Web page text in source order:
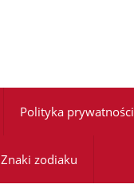
Polityka prywatności
Znaki zodiaku